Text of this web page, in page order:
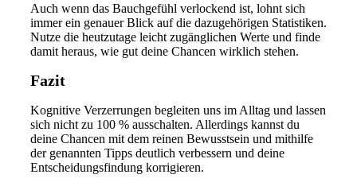
Auch wenn das Bauchgefühl verlockend ist, lohnt sich
immer ein genauer Blick auf die dazugehörigen Statistiken.
Nutze die heutzutage leicht zugänglichen Werte und finde
damit heraus, wie gut deine Chancen wirklich stehen.
Fazit
Kognitive Verzerrungen begleiten uns im Alltag und lassen
sich nicht zu 100 % ausschalten. Allerdings kannst du
deine Chancen mit dem reinen Bewusstsein und mithilfe
der genannten Tipps deutlich verbessern und deine
Entscheidungsfindung korrigieren.